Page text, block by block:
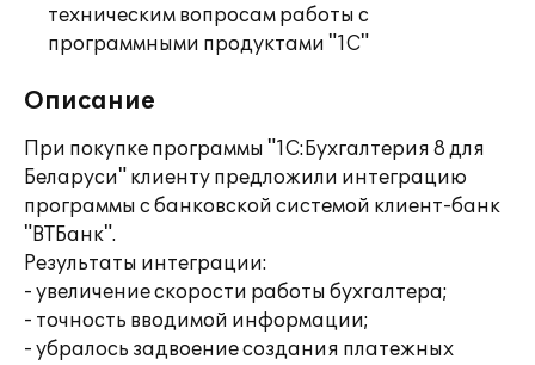
техническим вопросам работы с
программными продуктами "1С"
Описание
При покупке программы "1С:Бухгалтерия 8 для
Беларуси" клиенту предложили интеграцию
программы с банковской системой клиент-банк
"ВТБанк".
Результаты интеграции:
- увеличение скорости работы бухгалтера;
- точность вводимой информации;
- убралось задвоение создания платежных